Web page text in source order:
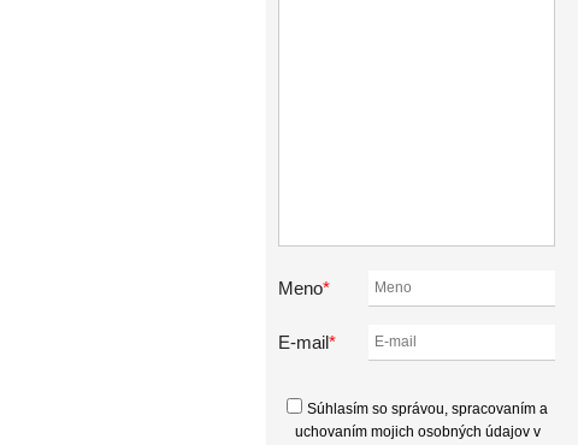
Meno*
E-mail*
Súhlasím so správou, spracovaním a
uchovaním mojich osobných údajov v